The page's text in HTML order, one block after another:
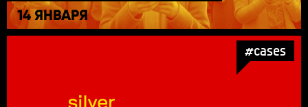
14 ЯНВАРЯ
#cases